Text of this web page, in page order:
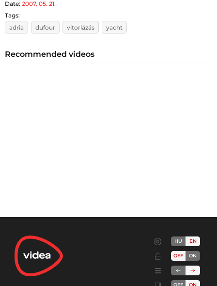
Date: 2007. 05. 21.
Tags:
adria
dufour vitorlázás yacht
Recommended videos
HU EN
OFF ON